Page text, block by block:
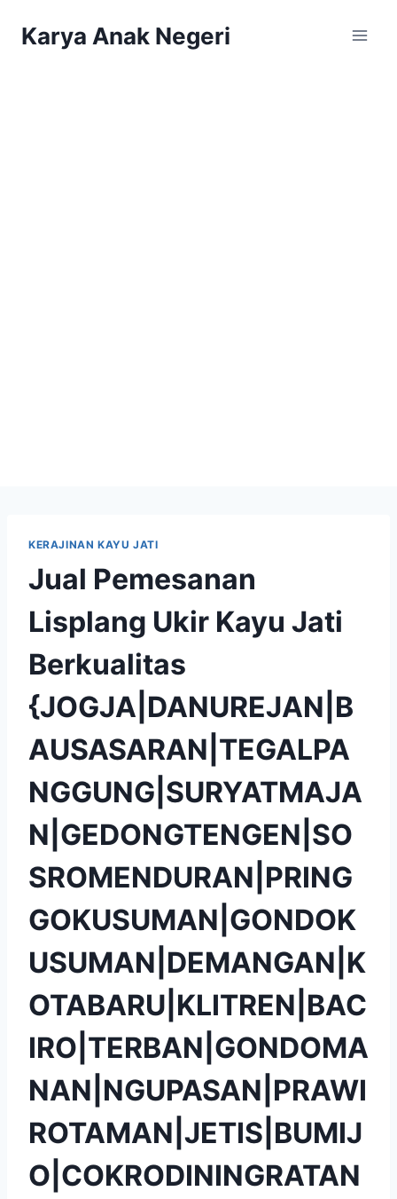
Karya Anak Negeri
KERAJINAN KAYU JATI
Jual Pemesanan
Lisplang Ukir Kayu Jati
Berkualitas
{JOGJA|DANUREJAN|B
AUSASARAN|TEGALPA
NGGUNG|SURYATMAJA
N|GEDONGTENGEN|SO
SROMENDURAN|PRING
GOKUSUMAN|GONDOK
USUMAN|DEMANGAN|K
OTABARU|KLITREN|BAC
IRO|TERBAN|GONDOMA
NAN|NGUPASAN|PRAWI
ROTAMAN|JETIS|BUMIJ
O|COKRODININGRATAN